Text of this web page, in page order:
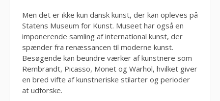
Men det er ikke kun dansk kunst, der kan opleves på
Statens Museum for Kunst. Museet har også en
imponerende samling af international kunst, der
spænder fra renæssancen til moderne kunst.
Besøgende kan beundre værker af kunstnere som
Rembrandt, Picasso, Monet og Warhol, hvilket giver
en bred vifte af kunstneriske stilarter og perioder
at udforske.